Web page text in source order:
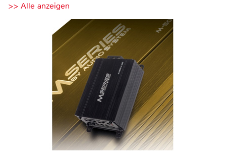
>> Alle anzeigen